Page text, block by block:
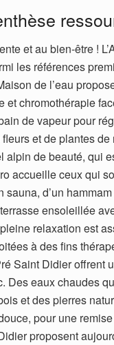
et au bien-être !
les références
de l’eau
et chromothérapie
de vapeur pour
et de plantes
alpin de beauté, qui
accueille ceux qui
sauna, d’un
ensoleillée
relaxation est
à des fins
Saint Didier offrent
Des eaux chaudes
et des pierres
pour une
proposent